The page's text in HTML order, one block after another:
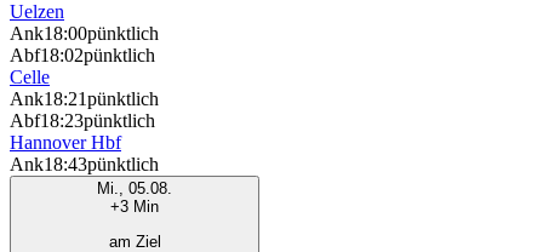
Uelzen
Ank18:00pünktlich
Abf18:02pünktlich
Celle
Ank18:21pünktlich
Abf18:23pünktlich
Hannover Hbf
Ank18:43pünktlich
Mi., 05.08.
+3 Min
am Ziel